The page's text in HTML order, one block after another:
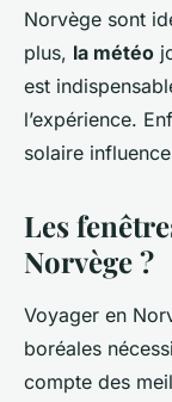
Norvège sont
plus, la météo
est
l’expérience.
solaire
Les
Norvège ?
Voyager en
boréales
compte des